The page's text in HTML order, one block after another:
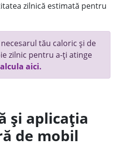
zilnică estimată pentru
tău caloric și de
zilnic pentru a-ți atinge
aici.
și aplicația
de mobil